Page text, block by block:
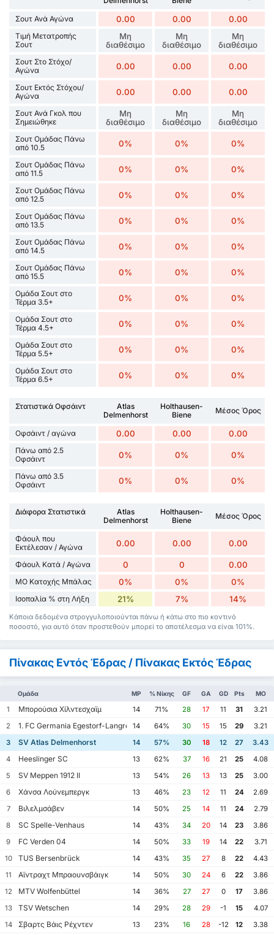
Σουτ Ανά Αγώνα 0.00 0.00 0.00
Τιμή Μετατροπής
Σουτ
Μη
διαθέσιμο
Μη
διαθέσιμο
Μη
διαθέσιμο
Σουτ Στο Στόχο/
Αγώνα
0.00 0.00 0.00
Σουτ Εκτός Στόχου/
Αγώνα
0.00 0.00 0.00
Σουτ Ανά Γκολ που
Σημειώθηκε
Μη
διαθέσιμο
Μη
διαθέσιμο
Μη
διαθέσιμο
Σουτ Ομάδας Πάνω
από 10.5
0% 0% 0%
Σουτ Ομάδας Πάνω
από 11.5
0% 0% 0%
Σουτ Ομάδας Πάνω
από 12.5
0% 0% 0%
Σουτ Ομάδας Πάνω
από 13.5
0% 0% 0%
Σουτ Ομάδας Πάνω
από 14.5
0% 0% 0%
Σουτ Ομάδας Πάνω
από 15.5
0% 0% 0%
Ομάδα Σουτ στο
Τέρμα 3.5+
0% 0% 0%
Ομάδα Σουτ στο
Τέρμα 4.5+
0% 0% 0%
Ομάδα Σουτ στο
Τέρμα 5.5+
0% 0% 0%
Ομάδα Σουτ στο
Τέρμα 6.5+
0% 0% 0%
Στατιστικά Οφσάιντ
Atlas
Delmenhorst
Holthausen-
Biene
Μέσος Όρος
Οφσάιντ / αγώνα 0.00 0.00 0.00
Πάνω από 2.5
Οφσάιντ
0% 0% 0%
Πάνω από 3.5
Οφσάιντ
0% 0% 0%
Διάφορα Στατιστικά
Atlas
Delmenhorst
Holthausen-
Biene
Μέσος Όρος
Φάουλ που
Εκτέλεσαν / Αγώνα
0.00 0.00 0.00
Φάουλ Κατά / Αγώνα 0 0 0.00
ΜΟ Κατοχής Μπάλας 0% 0% 0%
Ισοπαλία % στη Λήξη 21% 7% 14%
Κάποια δεδομένα στρογγυλοποιούνται πάνω ή κάτω στο πιο κοντινό
ποσοστό, για αυτό όταν προστεθούν μπορεί το αποτέλεσμα να είναι 101%.
Πίνακας Εντός Έδρας / Πίνακας Εκτός Έδρας
Ομάδα MP % Νίκης GF GA GD Pts ΜΟ
1 Μπορούσια Χίλντεσχαϊμ 14 71% 28 17 11 31
3.21
2
1. FC Germania Egestorf-Langreder
14 64% 30 15 15 29
3.21
3
SV Atlas Delmenhorst 14 57% 30 18 12 27
3.43
4
Heeslinger SC 13 62% 37 16 21 25
4.08
5
SV Meppen 1912 II 13 54% 26 13 13 25
3.00
6
Χάνσα Λούνεμπεργκ 13 46% 23 12 11 24
2.69
7
Βιλελμσάβεν 14 50% 25 14 11 24
2.79
8
SC Spelle-Venhaus 14 43% 34 20 14 23
3.86
9
FC Verden 04 14 50% 33 19 14 22
3.71
10
TUS Bersenbrück 14 43% 35 27 8 22
4.43
11
Αϊντραχτ Μπραουνσβάιγκ 14 50% 30 24 6 22
3.86
12
MTV Wolfenbüttel 14 36% 27 27 0 17
3.86
13
TSV Wetschen 14 29% 28 29 -1 15
4.07
14
Σβαρτς Βάις Ρέχντεν 13 23% 16 28 -12 12
3.38